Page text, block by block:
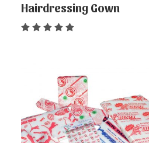
Hairdressing Gown